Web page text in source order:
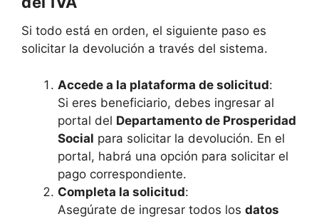
Si todo está en orden, el siguiente paso es
solicitar la devolución a través del sistema.
Accede a la plataforma de solicitud:
Si eres beneficiario, debes ingresar al
portal del Departamento de Prosperidad
Social para solicitar la devolución. En el
portal, habrá una opción para solicitar el
pago correspondiente.
Completa la solicitud:
Asegúrate de ingresar todos los datos